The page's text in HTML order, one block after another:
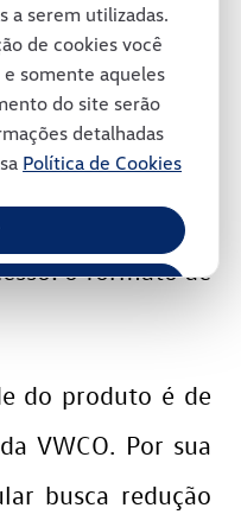
a serem utilizadas.
de cookies você
e somente aqueles
do site serão
detalhadas
Política de Cookies
um projeto
tecnologia e de
e ao meio-
um modelo
ao longo dos
o formato de
do produto é de
VWCO. Por sua
busca redução